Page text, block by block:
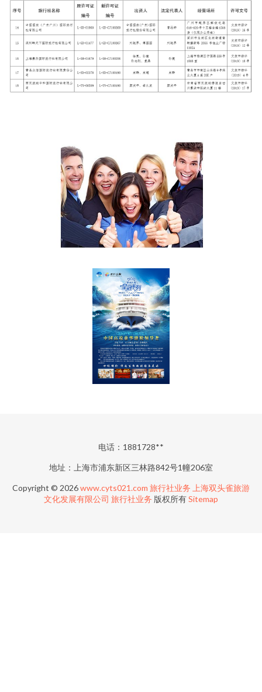
电话：1881728**
地址：上海市浦东新区三林路842号1幢206室
Copyright © 2026www.cyts021.com 旅行社业务 上海双头雀旅游
文化发展有限公司 旅行社业务 版权所有Sitemap